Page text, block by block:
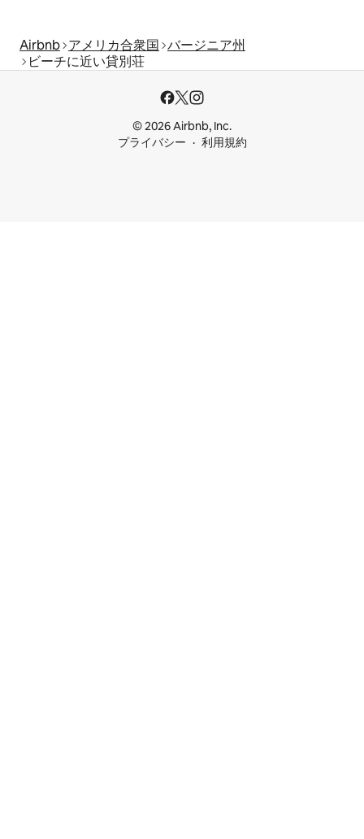
Airbnb アメリカ合衆国 バージニア州
ビーチに近い貸別荘
© 2026 Airbnb, Inc.
プライバシー
利用規約